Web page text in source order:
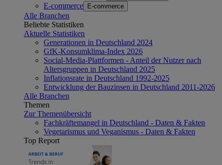
E-commerce E-commerce
Alle Branchen
Beliebte Statistiken
Aktuelle Statistiken
Generationen in Deutschland 2024
GfK-Konsumklima-Index 2026
Social-Media-Plattformen - Anteil der Nutzer nach
Altersgruppen in Deutschland 2025
Inflationsrate in Deutschland 1992-2025
Entwicklung der Bauzinsen in Deutschland 2011-2026
Alle Branchen
Themen
Zur Themenübersicht
Fachkräftemangel in Deutschland - Daten & Fakten
Vegetarismus und Veganismus - Daten & Fakten
Top Report